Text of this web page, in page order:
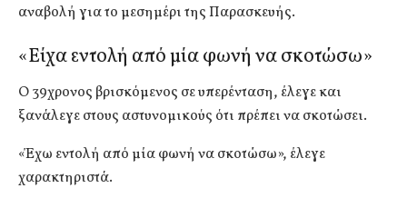
αναβολή για το μεσημέρι της Παρασκευής.
«Είχα εντολή από μία φωνή να σκοτώσω»
Ο 39χρονος βρισκόμενος σε υπερένταση, έλεγε και
ξανάλεγε στους αστυνομικούς ότι πρέπει να σκοτώσει.
«Έχω εντολή από μία φωνή να σκοτώσω», έλεγε
χαρακτηριστά.